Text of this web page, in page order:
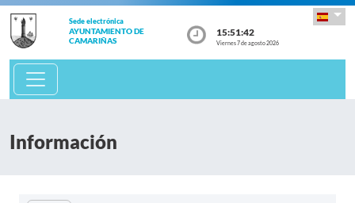
Sede electrónica
AYUNTAMIENTO DE
CAMARIÑAS
15:51:42
Viernes 7 de agosto 2026
Información